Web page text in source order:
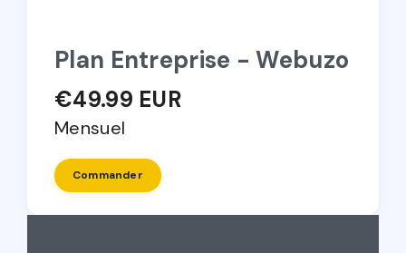
Plan Entreprise - Webuzo
€49.99 EUR
Mensuel
Commander